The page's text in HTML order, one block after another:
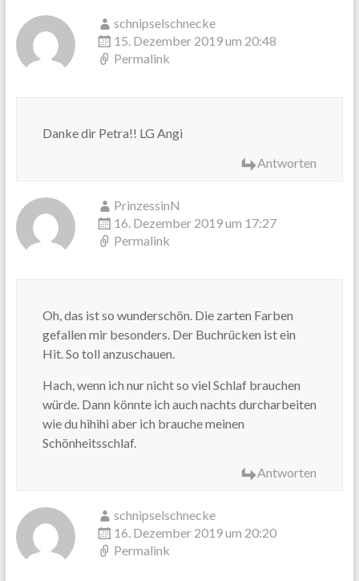
schnipselschnecke
15. Dezember 2019 um 20:48
Permalink
Danke dir Petra!! LG Angi
Antworten
PrinzessinN
16. Dezember 2019 um 17:27
Permalink
Oh, das ist so wunderschön. Die zarten Farben
gefallen mir besonders. Der Buchrücken ist ein
Hit. So toll anzuschauen.
Hach, wenn ich nur nicht so viel Schlaf brauchen
würde. Dann könnte ich auch nachts durcharbeiten
wie du hihihi aber ich brauche meinen
Schönheitsschlaf.
Antworten
schnipselschnecke
16. Dezember 2019 um 20:20
Permalink